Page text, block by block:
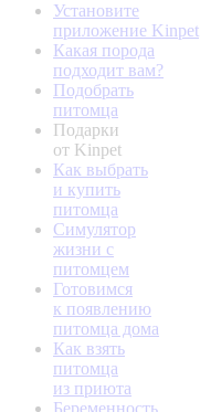
Установите
приложение Kinpet
Какая порода
подходит вам?
Подобрать
питомца
Подарки
от Kinpet
Как выбрать
и купить
питомца
Симулятор
жизни с
питомцем
Готовимся
к появлению
питомца дома
Как взять
питомца
из приюта
Беременность